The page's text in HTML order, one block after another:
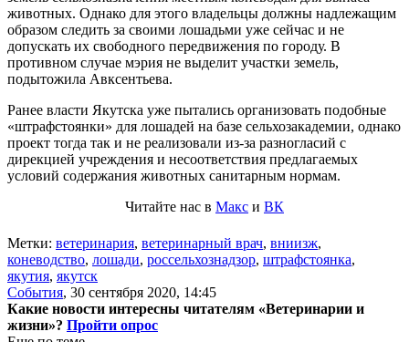
животных. Однако для этого владельцы должны надлежащим
образом следить за своими лошадьми уже сейчас и не
допускать их свободного передвижения по городу. В
противном случае мэрия не выделит участки земель,
подытожила Авксентьева.
Ранее власти Якутска уже пытались организовать подобные
«штрафстоянки» для лошадей на базе сельхозакадемии, однако
проект тогда так и не реализовали из-за разногласий с
дирекцией учреждения и несоответствия предлагаемых
условий содержания животных санитарным нормам.
Читайте нас в Макс и ВК
Метки: ветеринария, ветеринарный врач, вниизж,
коневодство, лошади, россельхознадзор, штрафстоянка,
якутия, якутск
События, 30 сентября 2020, 14:45
Какие новости интересны читателям «Ветеринарии и
жизни»? Пройти опрос